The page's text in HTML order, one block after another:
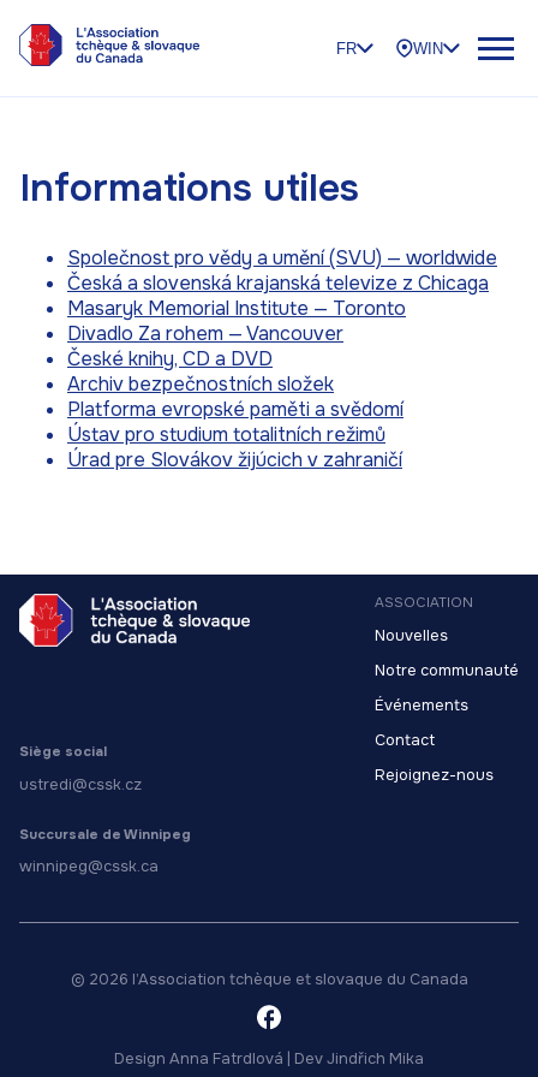
FR WIN
Informations utiles
Společnost pro vědy a umění (SVU) — worldwide
Česká a slovenská krajanská televize z Chicaga
Masaryk Memorial Institute — Toronto
Divadlo Za rohem — Vancouver
České knihy, CD a DVD
Archiv bezpečnostních složek
Platforma evropské paměti a svědomí
Ústav pro studium totalitních režimů
Úrad pre Slovákov žijúcich v zahraničí
Siège social
ustredi@cssk.cz
Succursale de Winnipeg
winnipeg@cssk.ca
ASSOCIATION
Nouvelles
Notre communauté
Événements
Contact
Rejoignez-nous
© 2026 l’Association tchèque et slovaque du Canada
Design Anna Fatrdlová | DevJindřich Mika